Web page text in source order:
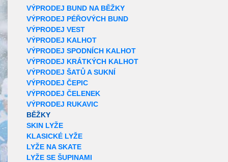
VÝPRODEJ BUND NA BĚŽKY
VÝPRODEJ PÉŘOVÝCH BUND
VÝPRODEJ VEST
VÝPRODEJ KALHOT
VÝPRODEJ SPODNÍCH KALHOT
VÝPRODEJ KRÁTKÝCH KALHOT
VÝPRODEJ ŠATŮ A SUKNÍ
VÝPRODEJ ČEPIC
VÝPRODEJ ČELENEK
VÝPRODEJ RUKAVIC
BĚŽKY
SKIN LYŽE
KLASICKÉ LYŽE
LYŽE NA SKATE
LYŽE SE ŠUPINAMI